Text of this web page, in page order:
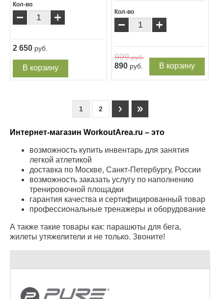
Кол-во
− +
2 650 руб.
В корзину
Кол-во
− +
999руб.
890 руб. В корзину
1 2
Интернет-магазин WorkoutArea.ru – это
возможность купить инвентарь для занятия
легкой атлетикой
доставка по Москве, Санкт-Петербургу, России
возможность заказать услугу по наполнению
тренировочной площадки
гарантия качества и сертифицированный товар
профессиональные тренажеры и оборудование
А также такие товары как: парашюты для бега,
жилеты утяжелители и не только. Звоните!